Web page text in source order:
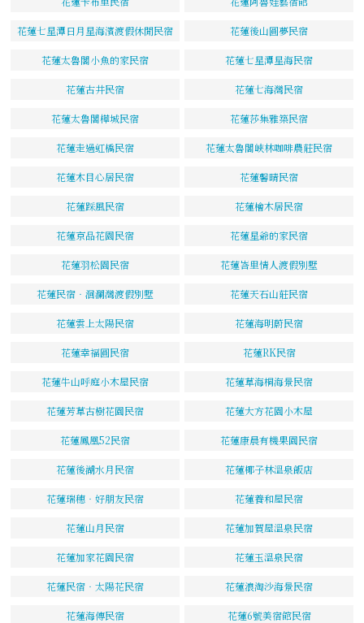
花蓮七星潭日月星海濱渡假休閒民宿 花蓮後山圓夢民宿
花蓮太魯閣小魚的家民宿 花蓮七星潭星海民宿
花蓮古井民宿 花蓮七海灣民宿
花蓮太魯閣樺城民宿 花蓮莎集雅築民宿
花蓮走過虹橋民宿 花蓮太魯閣峽林咖啡農莊民宿
花蓮木目心居民宿 花蓮馨晴民宿
花蓮踩風民宿 花蓮檜木居民宿
花蓮京品花園民宿 花蓮星爺的家民宿
花蓮羽松園民宿 花蓮峇里情人渡假別墅
花蓮民宿‧洄瀾灣渡假別墅 花蓮天石山莊民宿
花蓮雲上太陽民宿 花蓮海明蔚民宿
花蓮幸福圓民宿 花蓮RK民宿
花蓮牛山呼庭小木屋民宿 花蓮草海桐海景民宿
花蓮芳草古樹花園民宿 花蓮大方花園小木屋
花蓮鳳凰52民宿 花蓮康晨有機果園民宿
花蓮後湖水月民宿 花蓮椰子林溫泉飯店
花蓮瑞穗‧好朋友民宿 花蓮養和屋民宿
花蓮山月民宿 花蓮加賀屋溫泉民宿
花蓮加家花園民宿 花蓮玉溫泉民宿
花蓮民宿‧太陽花民宿 花蓮浪淘沙海景民宿
花蓮海傳民宿 花蓮6號美宿館民宿